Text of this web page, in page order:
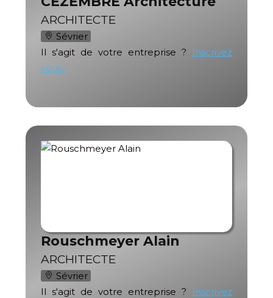
ARCHITECTE
Sévrier
Il s'agit de votre entreprise ?
Inscrivez
vous !
Rouschmeyer Alain
ARCHITECTE
Sévrier
Il s'agit de votre entreprise ?
Inscrivez